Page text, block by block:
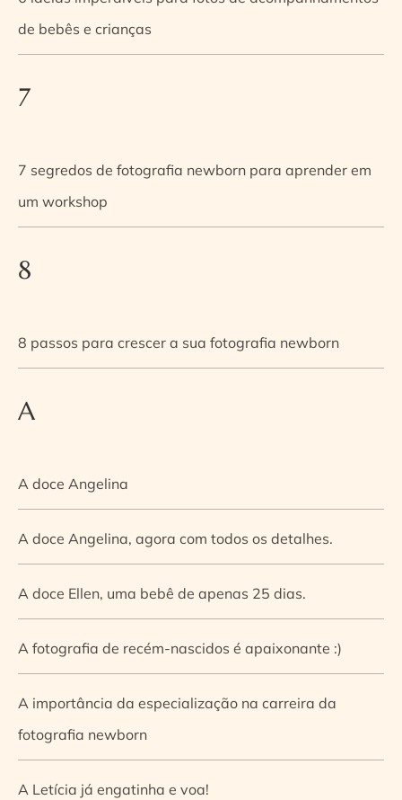
de bebês e crianças
7
7 segredos de fotografia newborn para aprender em
um workshop
8
8 passos para crescer a sua fotografia newborn
A
A doce Angelina
A doce Angelina, agora com todos os detalhes.
A doce Ellen, uma bebê de apenas 25 dias.
A fotografia de recém-nascidos é apaixonante :)
A importância da especialização na carreira da
fotografia newborn
A Letícia já engatinha e voa!